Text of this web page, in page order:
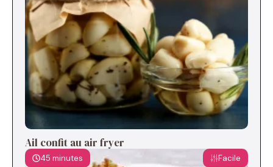
Ail confit au air fryer
45 minutes Facile